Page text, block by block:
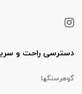
دسترسی راحت و
گوهرسنگها